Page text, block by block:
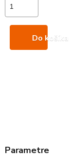
Do košíka
Parametre